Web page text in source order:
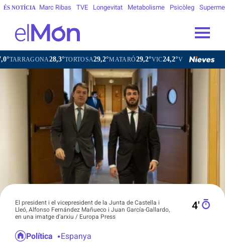
ÉS NOTÍCIA Marc Ribas TVE Longevitat Metabolisme Psicòleg
28,3°TORTOSA29,2°MATARÓ29,2°VIC24,2°VILAFRANCA DEL
El president i el vicepresident de la Junta de Castella i
Lleó, Alfonso Fernández Mañueco i Juan García-Gallardo,
en una imatge d'arxiu / Europa Press
4′
Política Espanya